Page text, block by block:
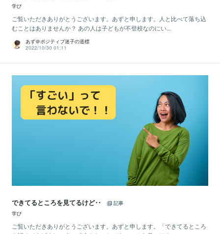
学び
ご覧いただきありがとうございます。あずと申します。人と比べて落ち込
むことはありませんか？ あの人は子どもが不登校なのにい...
あず＠ポジティブ迷子の道標
2022/10/30 01:11
できてるところを見てるけど‥
記事
学び
ご覧いただきありがとうございます。あずと申します。「できてるところ